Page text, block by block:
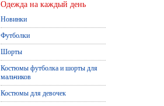
Одежда на каждый день
Новинки
Футболки
Шорты
Костюмы футболка и шорты для
мальчиков
Костюмы для девочек